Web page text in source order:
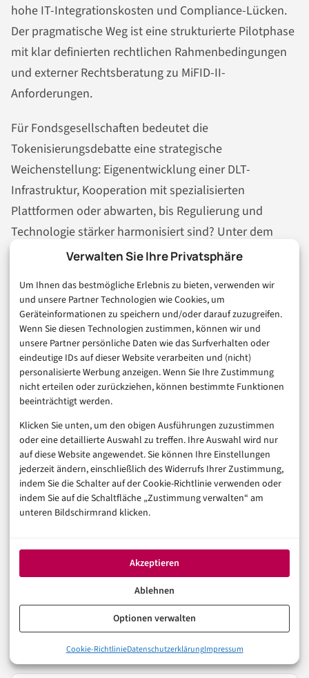
Verwalten Sie Ihre Privatsphäre
Um Ihnen das bestmögliche Erlebnis zu bieten, verwenden wir
und unsere Partner Technologien wie Cookies, um
Geräteinformationen zu speichern und/oder darauf zuzugreifen.
Wenn Sie diesen Technologien zustimmen, können wir und
unsere Partner persönliche Daten wie das Surfverhalten oder
eindeutige IDs auf dieser Website verarbeiten und (nicht)
personalisierte Werbung anzeigen. Wenn Sie Ihre Zustimmung
nicht erteilen oder zurückziehen, können bestimmte Funktionen
beeinträchtigt werden.
Klicken Sie unten, um den obigen Ausführungen zuzustimmen
oder eine detaillierte Auswahl zu treffen. Ihre Auswahl wird nur
auf diese Website angewendet. Sie können Ihre Einstellungen
jederzeit ändern, einschließlich des Widerrufs Ihrer Zustimmung,
indem Sie die Schalter auf der Cookie-Richtlinie verwenden oder
indem Sie auf die Schaltfläche „Zustimmung verwalten“ am
unteren Bildschirmrand klicken.
Akzeptieren
Ablehnen
Optionen verwalten
Cookie-RichtlinieDatenschutzerklärungImpressum
hohe IT-Integrationskosten und Compliance-Lücken.
Der pragmatische Weg ist eine strukturierte Pilotphase
mit klar definierten rechtlichen Rahmenbedingungen
und externer Rechtsberatung zu MiFID-II-
Anforderungen.
Für Fondsgesellschaften bedeutet die
Tokenisierungsdebatte eine strategische
Weichenstellung: Eigenentwicklung einer DLT-
Infrastruktur, Kooperation mit spezialisierten
Plattformen oder abwarten, bis Regulierung und
Technologie stärker harmonisiert sind? Unter dem
Strich zeigt das EZB-Papier, dass abwarten keine
auch nicht.
Für Privatanleger ist die Botschaft einfacher: Prüfen Sie
jeden Anbieter digitaler Wertpapiere auf
Regulierungsstatus, Transparenz und klare
Produktdokumentation. Eine Rendite ist nur dann eine
Rendite, wenn das zugrundeliegende Recht auch
durchsetzbar ist. Die Frage, die unter dem Strich bleibt:
Wird die europäische Aufsicht schnell genug
harmonisieren, um das Wachstum der Tokenisierung
zu begleiten – oder folgt die Regulierung wie so oft erst
dann, wenn der erste große Schadensfall eingetreten
zumindest wie ein Versuch, diesmal früher zu warnen.
Finanzen & FinTech